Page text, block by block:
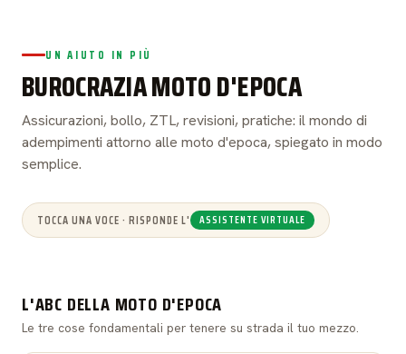
UN AIUTO IN PIÙ
BUROCRAZIA MOTO D'EPOCA
Assicurazioni, bollo, ZTL, revisioni, pratiche: il mondo di
adempimenti attorno alle moto d'epoca, spiegato in modo
semplice.
TOCCA UNA VOCE · RISPONDE L' ASSISTENTE VIRTUALE
L'ABC DELLA MOTO D'EPOCA
Le tre cose fondamentali per tenere su strada il tuo mezzo.